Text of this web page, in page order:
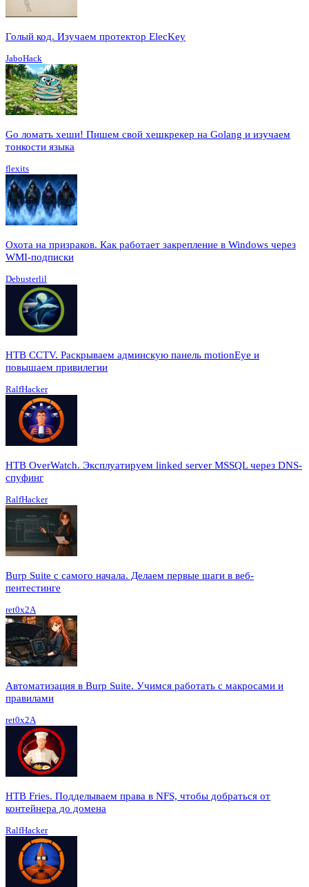
Голый код. Изучаем протектор ElecKey
JaboHack
Go ломать хеши! Пишем свой хешкрекер на Golang и изучаем
тонкости языка
flexits
Охота на призраков. Как работает закрепление в Windows через
WMI-подписки
Debusterlil
HTB CCTV. Раскрываем админскую панель motionEye и
повышаем привилегии
RalfHacker
HTB OverWatch. Эксплуатируем linked server MSSQL через DNS-
спуфинг
RalfHacker
Burp Suite с самого начала. Делаем первые шаги в веб-
пентестинге
ret0x2A
Автоматизация в Burp Suite. Учимся работать с макросами и
правилами
ret0x2A
HTB Fries. Подделываем права в NFS, чтобы добраться от
контейнера до домена
RalfHacker